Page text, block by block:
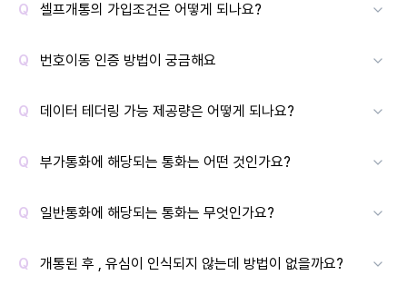
셀프개통의 가입조건은 어떻게 되나요?
번호이동 인증 방법이 궁금해요
데이터 테더링 가능 제공량은 어떻게 되나요?
부가통화에 해당되는 통화는 어떤 것인가요?
일반통화에 해당되는 통화는 무엇인가요?
개통된 후 , 유심이 인식되지 않는데 방법이 없을까요?